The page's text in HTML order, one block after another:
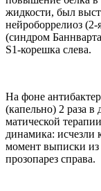
жидкости, был
нейроборрелиоз
(синдром
S1-кореш­ка слева.
На фоне
(капельно) 2 раза
матической
динамика: исчезли
мо­мент выписки из
прозо­парез справа.